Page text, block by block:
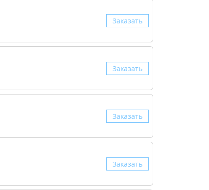
Заказать
Заказать
Заказать
Заказать